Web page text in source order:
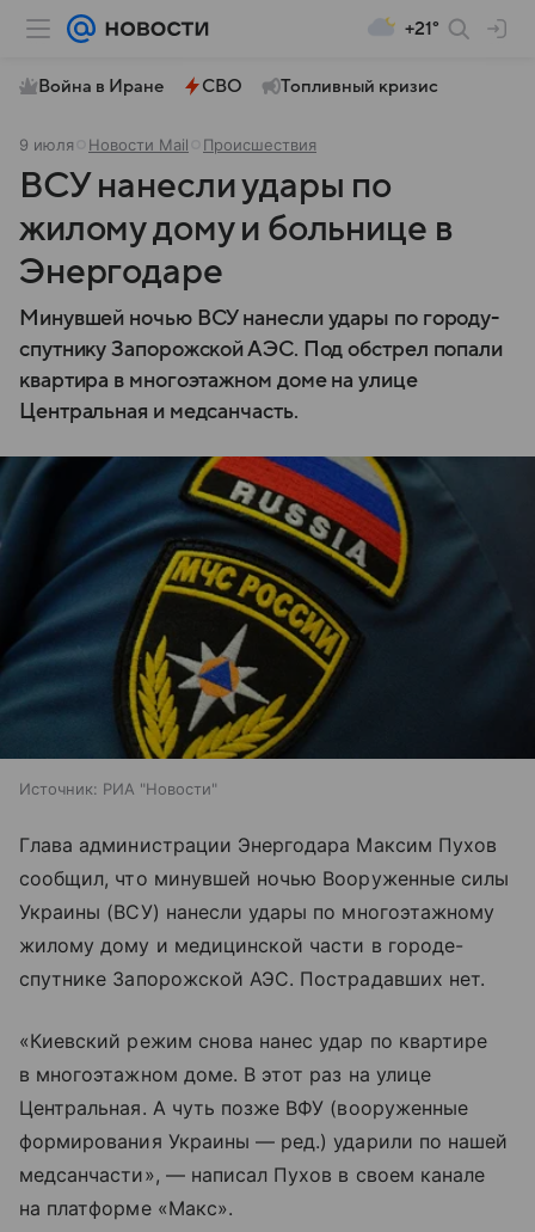
+21°
Война в Иране СВО Топливный кризис
9 июля Новости Mail Происшествия
ВСУ нанесли удары по
жилому дому и больнице в
Энергодаре
Минувшей ночью ВСУ нанесли удары по городу-
спутнику Запорожской АЭС. Под обстрел попали
квартира в многоэтажном доме на улице
Центральная и медсанчасть.
Источник: РИА "Новости"
Глава администрации Энергодара Максим Пухов
сообщил, что минувшей ночью Вооруженные силы
Украины (ВСУ) нанесли удары по многоэтажному
жилому дому и медицинской части в городе-
спутнике Запорожской АЭС. Пострадавших нет.
«Киевский режим снова нанес удар по квартире
в многоэтажном доме. В этот раз на улице
Центральная. А чуть позже ВФУ (вооруженные
формирования Украины — ред.) ударили по нашей
медсанчасти», — написал Пухов в своем канале
на платформе «Макс».